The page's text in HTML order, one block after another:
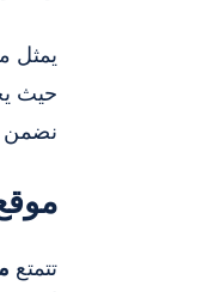
يمثل
حيث
نضمن
تتمتع